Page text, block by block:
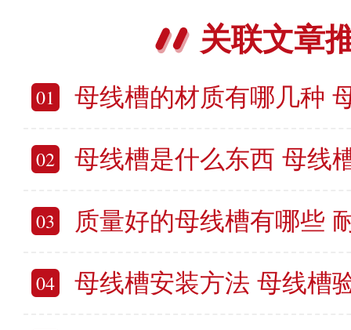
关联文章
01 母线槽的材质有哪几种
02 母线槽是什么东西 母线
03 质量好的母线槽有哪些 耐用
04 母线槽安装方法 母线槽